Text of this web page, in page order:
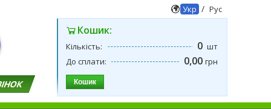
Укр / Рус
Кошик:
Кількість: 0 шт
До сплати:
0,00 грн
Кошик